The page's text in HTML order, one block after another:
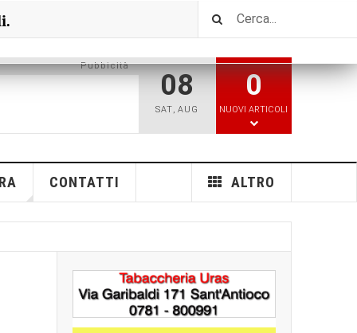
Pubbicità
08
SAT, AUG
0
NUOVI ARTICOLI
CONTATTI ALTRO